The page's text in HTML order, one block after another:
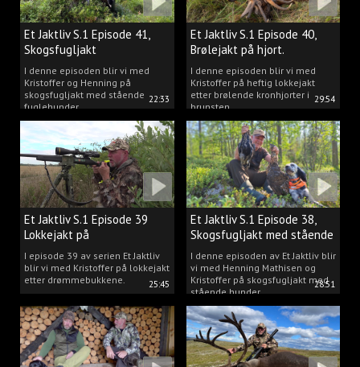
22:33
Et Jaktliv S.1 Episode 41,
Skogsfugljakt
I denne episoden blir vi med
Kristoffer og Henning på
skogsfugljakt med stående
fuglehunder.
29:54
Et Jaktliv S.1 Episode 40,
Brølejakt på hjort.
I denne episoden blir vi med
Kristoffer på heftig lokkejakt
etter brølende kronhjorter i
brunsten.
25:45
Et Jaktliv S.1 Episode 39
Lokkejakt på
drømmebukkene
I episode 39 av serien Et Jaktliv
blir vi med Kristoffer på lokkejakt
etter drømmebukkene.
28:51
Et Jaktliv S.1 Episode 38,
Skogsfugljakt med stående
hunder.
I denne episoden av Et Jaktliv blir
vi med Henning Mathisen og
Kristoffer på skogsfugljakt med
stående hunder.